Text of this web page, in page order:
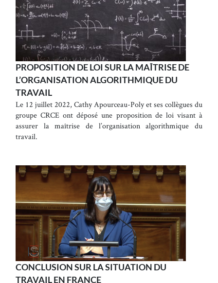
PROPOSITION DE LOI SUR LA MAÎTRISE DE
L’ORGANISATION ALGORITHMIQUE DU
TRAVAIL
Le 12 juillet 2022, Cathy Apourceau-Poly et ses collègues du
groupe CRCE ont déposé une proposition de loi visant à
assurer la maîtrise de l’organisation algorithmique du
travail.
CONCLUSION SUR LA SITUATION DU
TRAVAIL EN FRANCE